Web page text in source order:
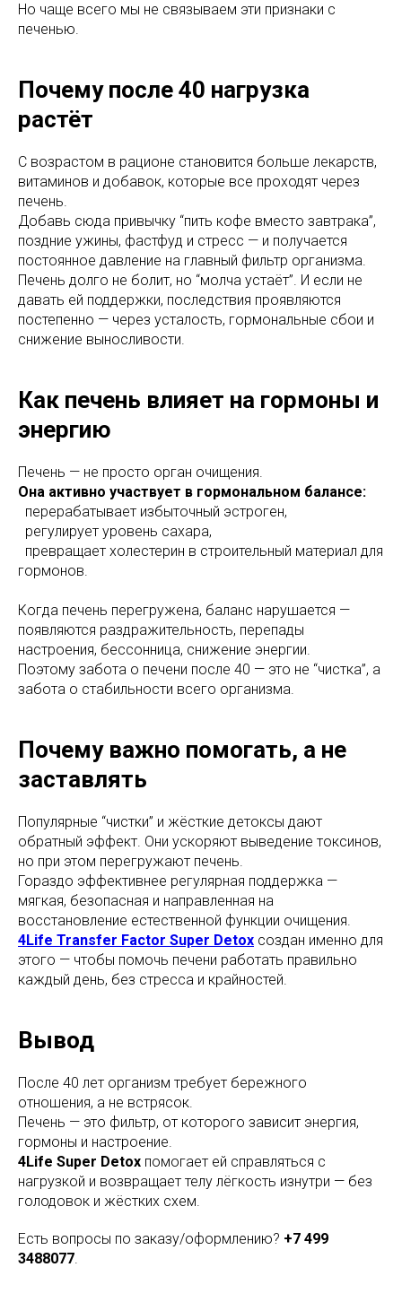
Но чаще всего мы не связываем эти признаки с
печенью.
Почему после 40 нагрузка
растёт
С возрастом в рационе становится больше лекарств,
витаминов и добавок, которые все проходят через
печень.
Добавь сюда привычку “пить кофе вместо завтрака”,
поздние ужины, фастфуд и стресс — и получается
постоянное давление на главный фильтр организма.
Печень долго не болит, но “молча устаёт”. И если не
давать ей поддержки, последствия проявляются
постепенно — через усталость, гормональные сбои и
снижение выносливости.
Как печень влияет на гормоны и
энергию
Печень — не просто орган очищения.
Она активно участвует в гормональном балансе:
перерабатывает избыточный эстроген,
регулирует уровень сахара,
превращает холестерин в строительный материал для
гормонов.
Когда печень перегружена, баланс нарушается —
появляются раздражительность, перепады
настроения, бессонница, снижение энергии.
Поэтому забота о печени после 40 — это не “чистка”, а
забота о стабильности всего организма.
Почему важно помогать, а не
заставлять
Популярные “чистки” и жёсткие детоксы дают
обратный эффект. Они ускоряют выведение токсинов,
но при этом перегружают печень.
Гораздо эффективнее регулярная поддержка —
мягкая, безопасная и направленная на
восстановление естественной функции очищения.
4Life Transfer Factor Super Detox создан именно для
этого — чтобы помочь печени работать правильно
каждый день, без стресса и крайностей.
Вывод
После 40 лет организм требует бережного
отношения, а не встрясок.
Печень — это фильтр, от которого зависит энергия,
гормоны и настроение.
4Life Super Detox помогает ей справляться с
нагрузкой и возвращает телу лёгкость изнутри — без
голодовок и жёстких схем.
Есть вопросы по заказу/оформлению? +7 499
3488077.